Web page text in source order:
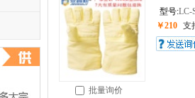
批量询价
型号:LC-
￥210 支